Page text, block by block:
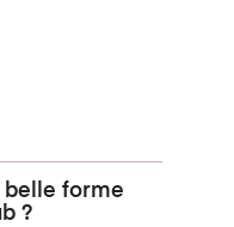
belle forme
?